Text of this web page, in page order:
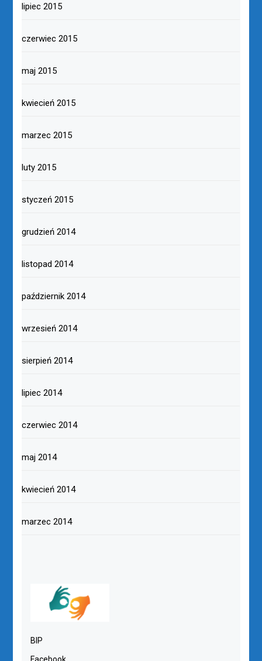
lipiec 2015
czerwiec 2015
maj 2015
kwiecień 2015
marzec 2015
luty 2015
styczeń 2015
grudzień 2014
listopad 2014
październik 2014
wrzesień 2014
sierpień 2014
lipiec 2014
czerwiec 2014
maj 2014
kwiecień 2014
marzec 2014
BIP